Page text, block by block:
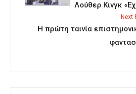
Λούθερ Κινγκ
Next
Η πρώτη ταινία